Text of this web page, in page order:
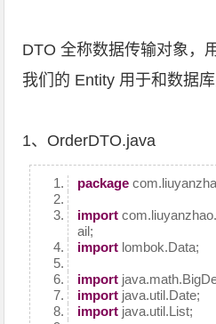
DTO 全称数据传输对象，
我们的 Entity 用于和数据库
1、OrderDTO.java
package
import
ail;
import lombok.Data;
import
import java.util.Date;
import java.util.List;